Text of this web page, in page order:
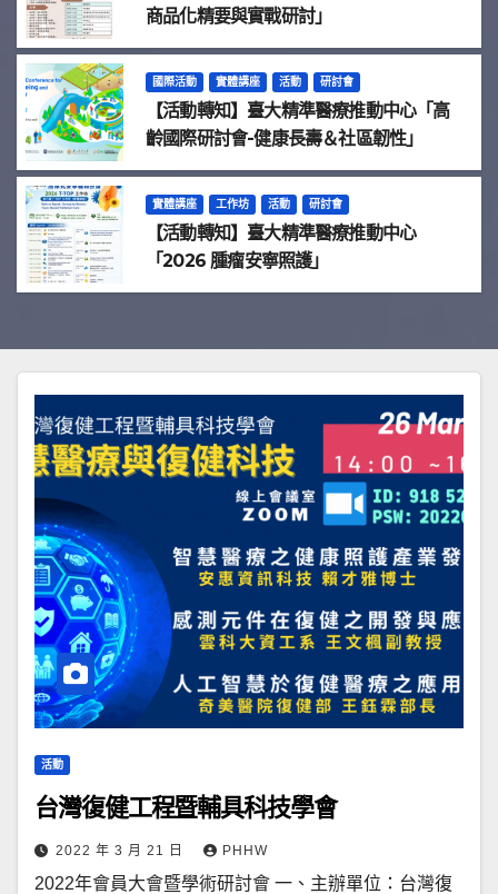
商品化精要與實戰研討」
國際活動 實體講座 活動 研討會
【活動轉知】臺大精準醫療推動中心「高
齡國際研討會-健康長壽＆社區韌性」
實體講座 工作坊 活動 研討會
【活動轉知】臺大精準醫療推動中心
「2026 腫瘤安寧照護」
活動
台灣復健工程暨輔具科技學會
2022 年 3 月 21 日 PHHW
2022年會員大會暨學術研討會 一、主辦單位：台灣復